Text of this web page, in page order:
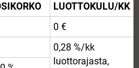
LUOTTOKULU/KK
0 €
0,28 %/kk
luottorajasta,